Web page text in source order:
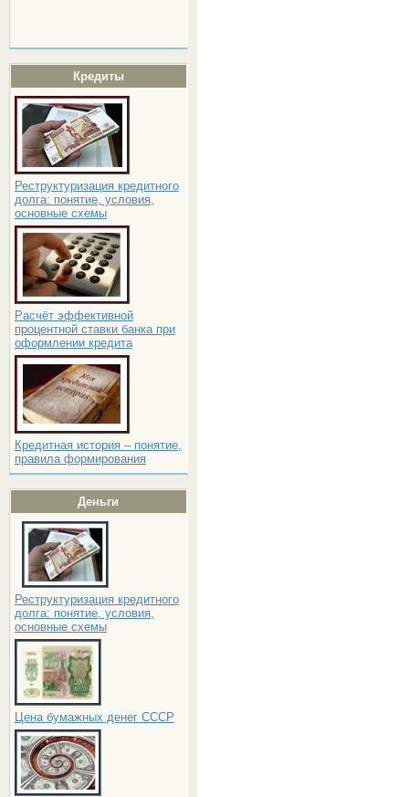
Кредиты
Реструктуризация кредитного
долга: понятие, условия,
основные схемы
Расчёт эффективной
процентной ставки банка при
оформлении кредита
Кредитная история – понятие,
правила формирования
Деньги
Реструктуризация кредитного
долга: понятие, условия,
основные схемы
Цена бумажных денег СССР